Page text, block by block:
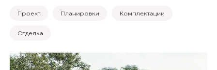
Проект Планировки Комплектации
Отделка